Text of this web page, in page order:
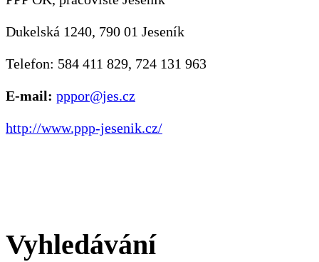
Dukelská 1240, 790 01 Jeseník
Telefon: 584 411 829, 724 131 963
E-mail: pppor@jes.cz
http://www.ppp-jesenik.cz/
Vyhledávání